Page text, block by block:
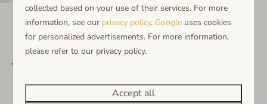
Veelgestelde vragen
collected based on your use of their services. For more
information, see our privacy policy. Google uses cookies
for personalized advertisements. For more information,
please refer to our privacy policy.
Accept all